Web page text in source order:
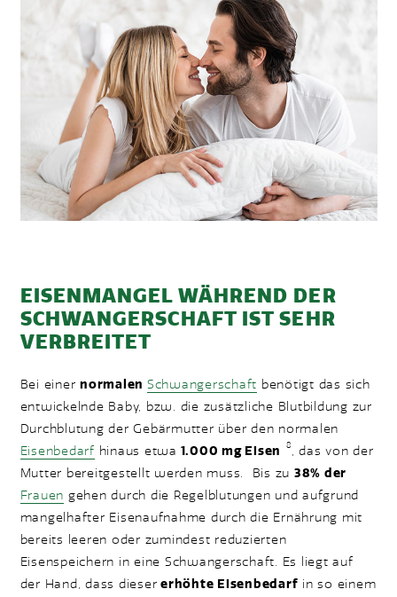
EISENMANGEL WÄHREND DER
SCHWANGERSCHAFT IST SEHR
VERBREITET
Bei einer normalen Schwangerschaft benötigt das sich
entwickelnde Baby, bzw. die zusätzliche Blutbildung zur
Durchblutung der Gebärmutter über den normalen
Eisenbedarf hinaus etwa 1.000 mg Eisen 8, das von der
Mutter bereitgestellt werden muss. Bis zu 38% der
Frauen gehen durch die Regelblutungen und aufgrund
mangelhafter Eisenaufnahme durch die Ernährung mit
bereits leeren oder zumindest reduzierten
Eisenspeichern in eine Schwangerschaft. Es liegt auf
der Hand, dass dieser erhöhte Eisenbedarf in so einem